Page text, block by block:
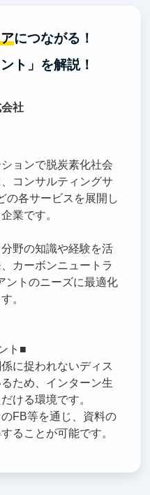
につながる！
ト」を解説！
社
ョンで脱炭素化社会
コンサルティングサ
の各サービスを展開し
業です。
野の知識や経験を活
カーボンニュートラ
ントのニーズに最適化
。
ト■
に捉われないディス
ため、インターン生
ける環境です。
FB等を通じ、資料の
ることが可能です。